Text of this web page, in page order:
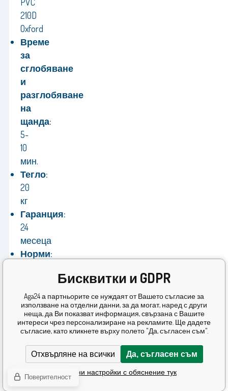
210D
Oxford
Време
за
сглобяване
и
разглобяване
на
щанда:
5-
10
мин.
Тегло:
20
кг
Гаранция:
24
месеца
Норми:
директивите
на
ЕС.
CE
сертификат
Бисквитки и GDPR
Aga24 а партньорите се нуждаят от Вашето съгласие за
използване на отделни данни, за да могат, наред с други
неща, да Ви показват информация, свързана с Вашите
интереси чрез персонализиране на рекламите. Ще дадете
съгласие, като кликнете върху полето "Да, съгласен съм".
Отхвърляне на всички Да, съгласен съм
Подробни настройки с обяснение тук
Поверителност